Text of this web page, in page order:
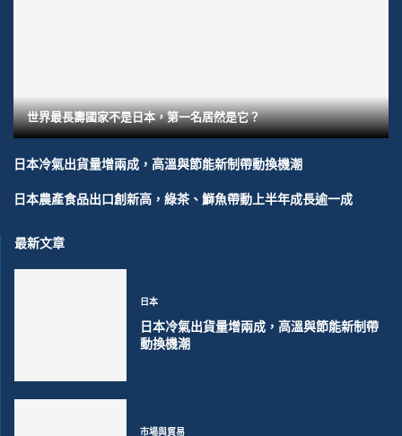
世界最長壽國家不是日本，第一名居然是它？
日本冷氣出貨量增兩成，高溫與節能新制帶動換機潮
日本農產食品出口創新高，綠茶、鰤魚帶動上半年成長逾一成
最新文章
日本
日本冷氣出貨量增兩成，高溫與節能新制帶
動換機潮
市場與貿易